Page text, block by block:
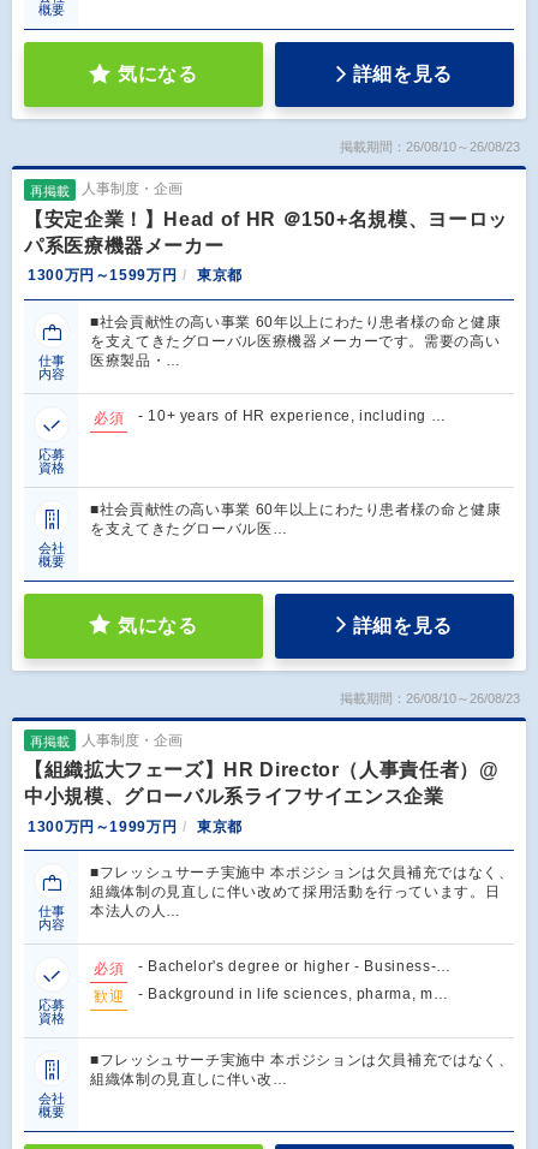
概要
気になる 詳細を見る
掲載期間：26/08/10～26/08/23
再掲載 人事制度・企画
【安定企業！】Head of HR ＠150+名規模、ヨーロッ
パ系医療機器メーカー
1300万円～1599万円 東京都
仕事
内容
■社会貢献性の高い事業 60年以上にわたり患者様の命と健康
を支えてきたグローバル医療機器メーカーです。需要の高い
医療製品・…
応募
資格
必須 - 10+ years of HR experience, including …
会社
概要
■社会貢献性の高い事業 60年以上にわたり患者様の命と健康
を支えてきたグローバル医…
気になる 詳細を見る
掲載期間：26/08/10～26/08/23
再掲載 人事制度・企画
【組織拡大フェーズ】HR Director（人事責任者）@
中小規模、グローバル系ライフサイエンス企業
1300万円～1999万円 東京都
仕事
内容
■フレッシュサーチ実施中 本ポジションは欠員補充ではなく、
組織体制の見直しに伴い改めて採用活動を行っています。日
本法人の人…
応募
資格
必須
- Bachelor's degree or higher - Business-…
歓迎
- Background in life sciences, pharma, m…
会社
概要
■フレッシュサーチ実施中 本ポジションは欠員補充ではなく、
組織体制の見直しに伴い改…